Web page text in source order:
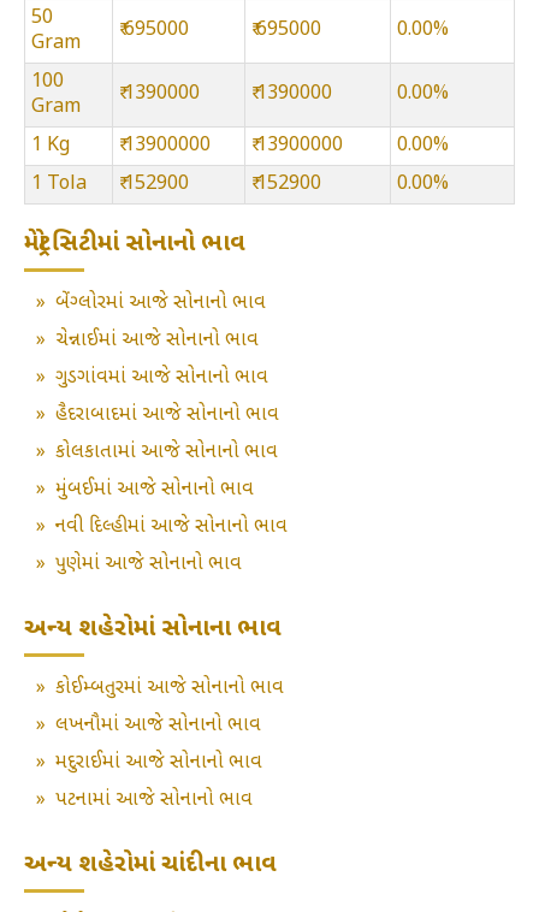
50
Gram
₹ 695000 ₹ 695000 0.00%
100
Gram
₹ 1390000 ₹ 1390000 0.00%
1 Kg ₹ 13900000 ₹ 13900000
0.00%
1 Tola
₹ 152900 ₹ 152900 0.00%
મેટ્રો સિટીમાં સોનાનો ભાવ
» બેંગ્લોરમાં આજે સોનાનો ભાવ
» ચેન્નાઈમાં આજે સોનાનો ભાવ
» ગુડગાંવમાં આજે સોનાનો ભાવ
» હૈદરાબાદમાં આજે સોનાનો ભાવ
» કોલકાતામાં આજે સોનાનો ભાવ
» મુંબઈમાં આજે સોનાનો ભાવ
» નવી દિલ્હીમાં આજે સોનાનો ભાવ
» પુણેમાં આજે સોનાનો ભાવ
અન્ય શહેરોમાં સોનાના ભાવ
» કોઈમ્બતુરમાં આજે સોનાનો ભાવ
» લખનૌમાં આજે સોનાનો ભાવ
» મદુરાઈમાં આજે સોનાનો ભાવ
» પટનામાં આજે સોનાનો ભાવ
અન્ય શહેરોમાં ચાંદીના ભાવ